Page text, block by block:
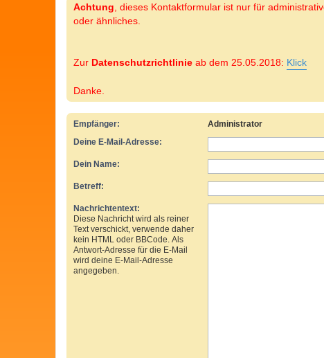
Achtung , dieses Kontaktformular ist nur für
oder ähnliches.
Zur Datenschutzrichtlinie ab dem 25.05.2018: Klick
Danke.
Empfänger:
Administrator
Deine E-Mail-Adresse:
Dein Name:
Betreff:
Nachrichtentext:
Diese Nachricht wird als reiner
Text verschickt, verwende daher
kein HTML oder BBCode. Als
Antwort-Adresse für die E-Mail
wird deine E-Mail-Adresse
angegeben.